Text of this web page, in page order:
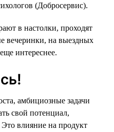
(Добросервис).
в настолки, проходят
вечеринки, на выездных
интереснее.
амбициозные задачи
свой потенциал,
влияние на продукт